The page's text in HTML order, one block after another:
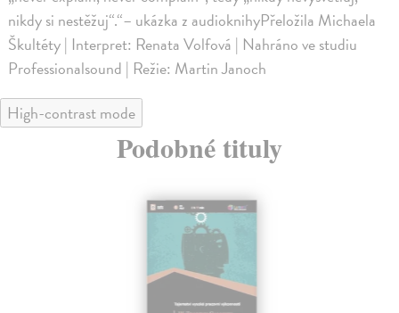
nikdy si nestěžuj“.“– ukázka z audioknihyPřeložila Michaela
Škultéty | Interpret: Renata Volfová | Nahráno ve studiu
Professionalsound | Režie: Martin Janoch
High-contrast mode
Podobné tituly